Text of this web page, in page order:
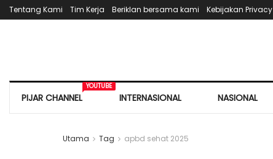
Tentang Kami Tim Kerja Beriklan bersama kami Kebijakan Privacy
PIJAR CHANNEL
YOUTUBE
INTERNASIONAL NASIONAL
Utama Tag apbd sehat 2025